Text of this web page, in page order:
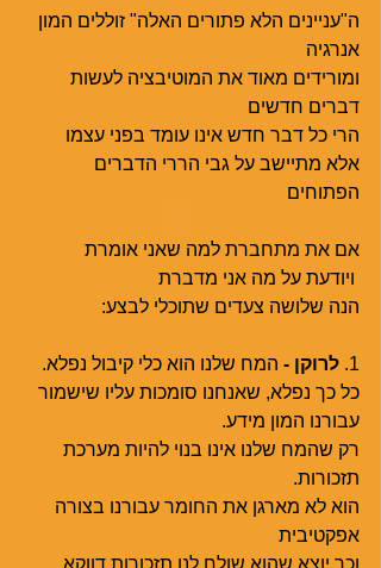
ה"עניינים הלא פתורים האלה" זוללים המון
אנרגיה
ומורידים מאוד את המוטיבציה לעשות
דברים חדשים
הרי כל דבר חדש אינו עומד בפני עצמו
אלא מתיישב על גבי הררי הדברים
הפתוחים
אם את מתחברת למה שאני אומרת
הנה שלושה צעדים שתוכלי לבצע:
1. לרוקן - המח שלנו הוא כלי קיבול נפלא.
כל כך נפלא, שאנחנו סומכות עליו שישמור
עבורנו המון מידע.
רק שהמח שלנו אינו בנוי להיות מערכת
תזכורות.
הוא לא מארגן את החומר עבורנו בצורה
אפקטיבית